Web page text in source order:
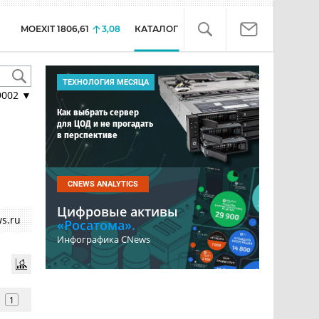
MOEXIT 1806,61 3,08 КАТАЛОГ
▼
1
ТЕХНОЛОГИЯ МЕСЯЦА
Как выбрать сервер
для ЦОД и не прогадать
в перспективе
CNEWS ANALYTICS
Цифровые активы
«Росатома».
Инфографика CNews